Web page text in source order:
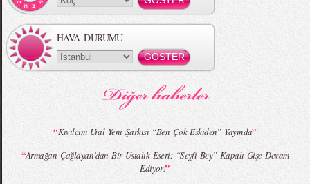
MBFWI - Gülçin Çengel 2015 Yaz
MBFWI - Zeynep Erdoğan 2015 Yaz
HAVA DURUMU
“Kıvılcım Ural Yeni Şarkısı “Ben Çok Eskiden” Yayında”
“Armağan Çağlayan’dan Bir Ustalık Eseri: “Seyfi Bey” Kapalı Gişe Devam
Ediyor!”